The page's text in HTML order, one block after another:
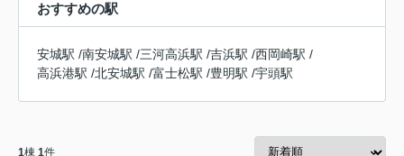
おすすめの駅
安城駅 /南安城駅 /三河高浜駅 /吉浜駅 /西岡崎駅 /
高浜港駅 /北安城駅 /富士松駅 /豊明駅 /宇頭駅
1棟 1件